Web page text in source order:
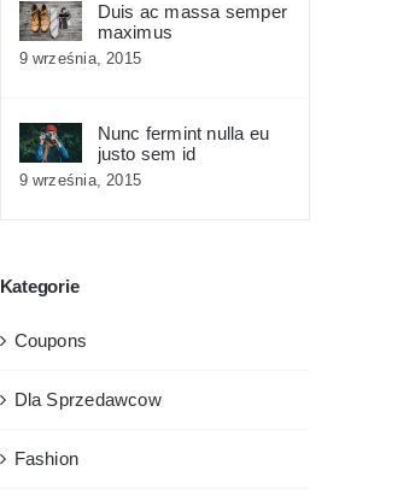
Duis ac massa semper
maximus
9 września, 2015
Nunc fermint nulla eu
justo sem id
9 września, 2015
Kategorie
Coupons
Dla Sprzedawcow
Fashion